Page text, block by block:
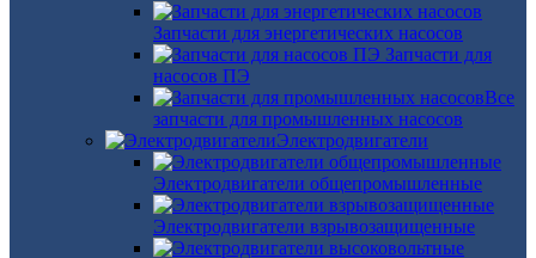
Запчасти для энергетических насосов
Запчасти для
насосов ПЭ
Все
запчасти для промышленных насосов
Электродвигатели
Электродвигатели общепромышленные
Электродвигатели взрывозащищенные